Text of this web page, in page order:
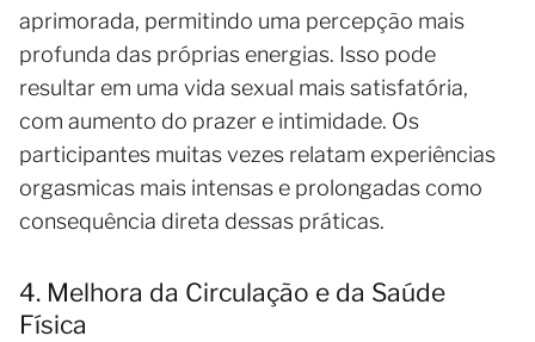
aprimorada, permitindo uma percepção mais
profunda das próprias energias. Isso pode
resultar em uma vida sexual mais satisfatória,
com aumento do prazer e intimidade. Os
participantes muitas vezes relatam experiências
orgasmicas mais intensas e prolongadas como
consequência direta dessas práticas.
4. Melhora da Circulação e da Saúde
Física